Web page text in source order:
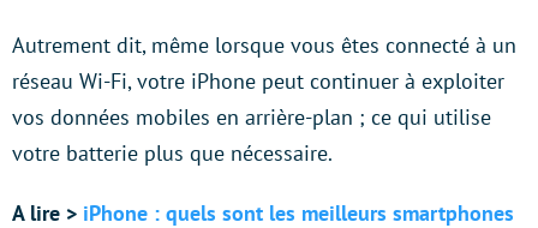
Autrement dit, même lorsque vous êtes connecté à un
réseau Wi-Fi, votre iPhone peut continuer à exploiter
vos données mobiles en arrière-plan ; ce qui utilise
votre batterie plus que nécessaire.
A lire > iPhone : quels sont les meilleurs smartphones